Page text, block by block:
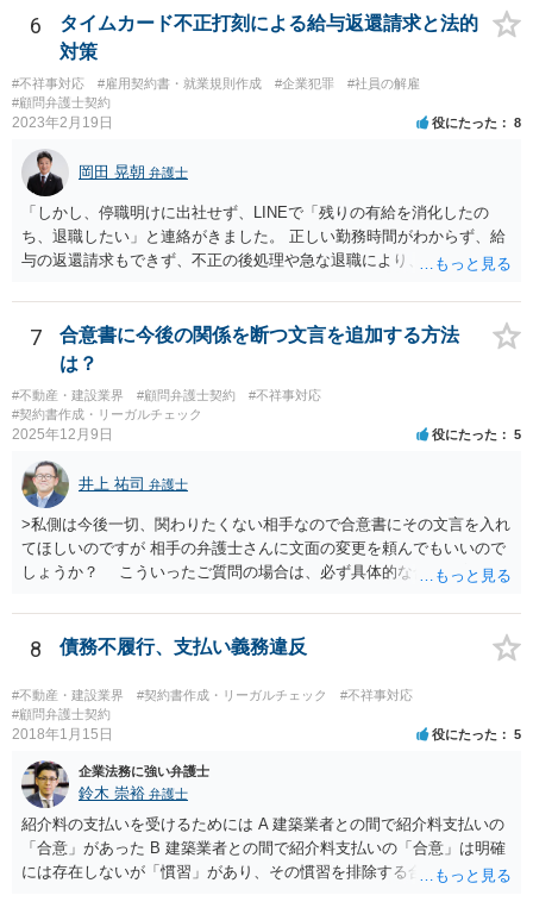
6
タイムカード不正打刻による給与返還請求と法的
対策
#不祥事対応 #雇用契約書・就業規則作成 #企業犯罪
#社員の解雇
#顧問弁護士契約
2023年2月19日 役にたった 8
岡田 晃朝 弁護士
「しかし、停職明けに出社せず、LINEで「残りの有給を消化したの
ち、退職したい」と連絡がきました。 正しい勤務時間がわからず、給
与の返還請求もできず、不正の後処理や急な退職により、社や他のス
状況です。」 大変悪質ですね。打刻場所のデータと、これまでのタイ
ムカードの虚偽を確認し、突き付けて責任を問題にすることになるで
しょう。 詐欺もありうるでしょうね。 「正しい時間がわからないとい
うタイムカード不正打刻による返還請求はどのようにおこなえばよい
でしょうか？」 想定できる虚偽を前提に、相手と協議して詰めればよ
いかと思います。 確実な記録があれば、それによるのがよいですが、
弁護士と相談しながら、対応策を検討する方がよいでしょう。 また、
返還が難しい場合、損害賠償を請求する事はできますでしょうか？ 法
的には可能ですが、立証の問題があります。 協議でも問題にできそう
ですが、調停なども検討できるでしょう。 また、返還請求も損害賠償
請求もせず、「詐欺」として、警察に被害届を出す事は可能でしょう
上がります。 警察に相談されてもよい事案だとは思います。
7
合意書に今後の関係を断つ文言を追加する方法
は？
#不動産・建設業界 #顧問弁護士契約
#不祥事対応
#契約書作成・リーガルチェック
2025年12月9日 役にたった 5
井上 祐司 弁護士
>私側は今後一切、関わりたくない相手なので合意書にその文言を入れ
てほしいのですが 相手の弁護士さんに文面の変更を頼んでもいいので
しょうか？ こういったご質問の場合は、必ず具体的な合意書案をも
には、ご質問のような懸念を払しょくするために、 「甲及び乙は，本
示談書に記載するもののほか，甲と乙の間には何らの債権債務が存し
ないことを相互に確認する。」 という清算条項を入れることが一般的
です。 以上に加え、「本件については，当事者協議の結果，上記示
談条件のとおり示談が成立したので，今後本件の上記示談内容に関し
てはどんな事情が生じても双方共裁判上又は裁判外においても一切異
議，請求の申立をしないことを誓約する。」という条項を入れること
がありますが、この条項は一つのプレッシャーのようなもので、現実
には今後一切裁判を起こす権利を放棄する、という合意はできません
し、予測できない後発的損害については示談後であっても請求できる
ので、上記の清算条項のみの場合がほとんどです。
8 債務不履行、支払い義務違反
#不動産・建設業界 #契約書作成・リーガルチェック
#不祥事対応
#顧問弁護士契約
2018年1月15日 役にたった 5
企業法務に強い弁護士
鈴木 崇裕 弁護士
紹介料の支払いを受けるためには A 建築業者との間で紹介料支払いの
「合意」があった B 建築業者との間で紹介料支払いの「合意」は明確
には存在しないが「慣習」があり、その慣習を排除する合意がない と